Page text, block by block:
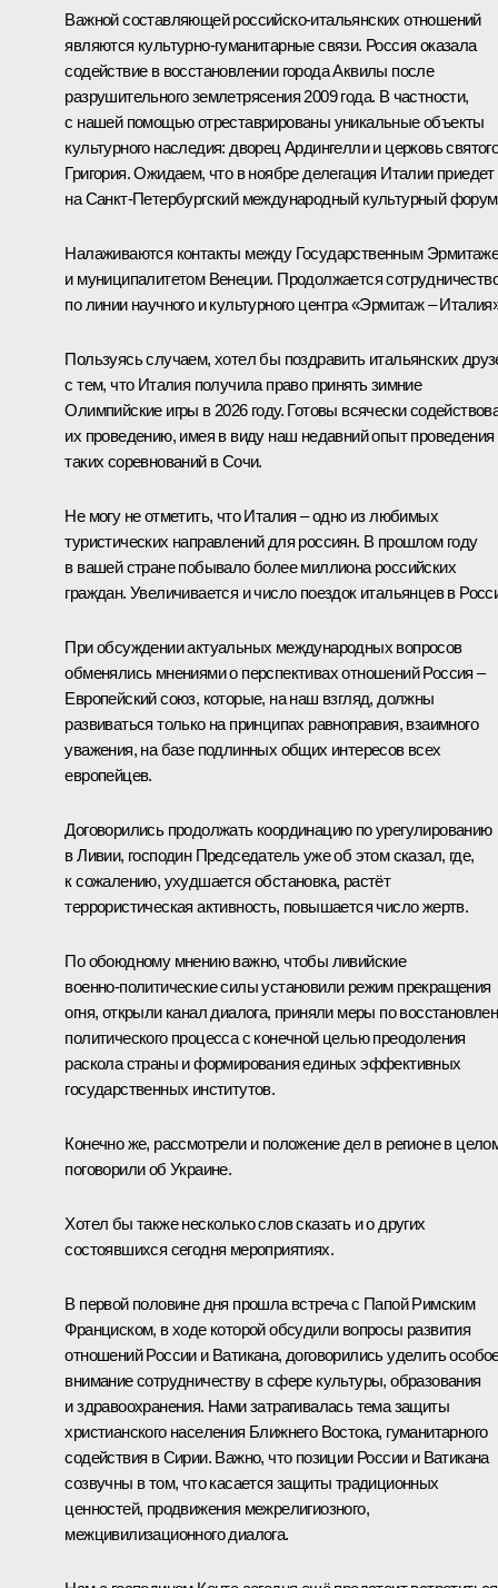
Важной составляющей российско‑итальянских отношений
являются культурно‑гуманитарные связи. Россия оказала
содействие в восстановлении города Аквилы после
разрушительного землетрясения 2009 года. В частности,
с нашей помощью отреставрированы уникальные объекты
культурного наследия: дворец Ардингелли и церковь
Григория. Ожидаем, что в ноябре делегация Италии приедет
на Санкт‑Петербургский международный культурный
Налаживаются контакты между Государственным
и муниципалитетом Венеции. Продолжается
по линии научного и культурного центра «Эрмитаж –
Пользуясь случаем, хотел бы поздравить итальянских
с тем, что Италия получила право принять зимние
Олимпийские игры в 2026 году. Готовы всячески
их проведению, имея в виду наш недавний опыт проведения
таких соревнований в Сочи.
Не могу не отметить, что Италия – одно из любимых
туристических направлений для россиян. В прошлом году
в вашей стране побывало более миллиона российских
граждан. Увеличивается и число поездок итальянцев в
При обсуждении актуальных международных вопросов
обменялись мнениями о перспективах отношений Россия –
Европейский союз, которые, на наш взгляд, должны
развиваться только на принципах равноправия, взаимного
уважения, на базе подлинных общих интересов всех
европейцев.
Договорились продолжать координацию по урегулированию
в Ливии, господин Председатель уже об этом сказал, где,
к сожалению, ухудшается обстановка, растёт
террористическая активность, повышается число жертв.
По обоюдному мнению важно, чтобы ливийские
военно‑политические силы установили режим прекращения
огня, открыли канал диалога, приняли меры по
политического процесса с конечной целью преодоления
раскола страны и формирования единых эффективных
государственных институтов.
Конечно же, рассмотрели и положение дел в регионе в
поговорили об Украине.
Хотел бы также несколько слов сказать и о других
состоявшихся сегодня мероприятиях.
В первой половине дня прошла встреча с Папой Римским
Франциском, в ходе которой обсудили вопросы развития
отношений России и Ватикана, договорились уделить
внимание сотрудничеству в сфере культуры, образования
и здравоохранения. Нами затрагивалась тема защиты
христианского населения Ближнего Востока, гуманитарного
содействия в Сирии. Важно, что позиции России и Ватикана
созвучны в том, что касается защиты традиционных
ценностей, продвижения межрелигиозного,
межцивилизационного диалога.